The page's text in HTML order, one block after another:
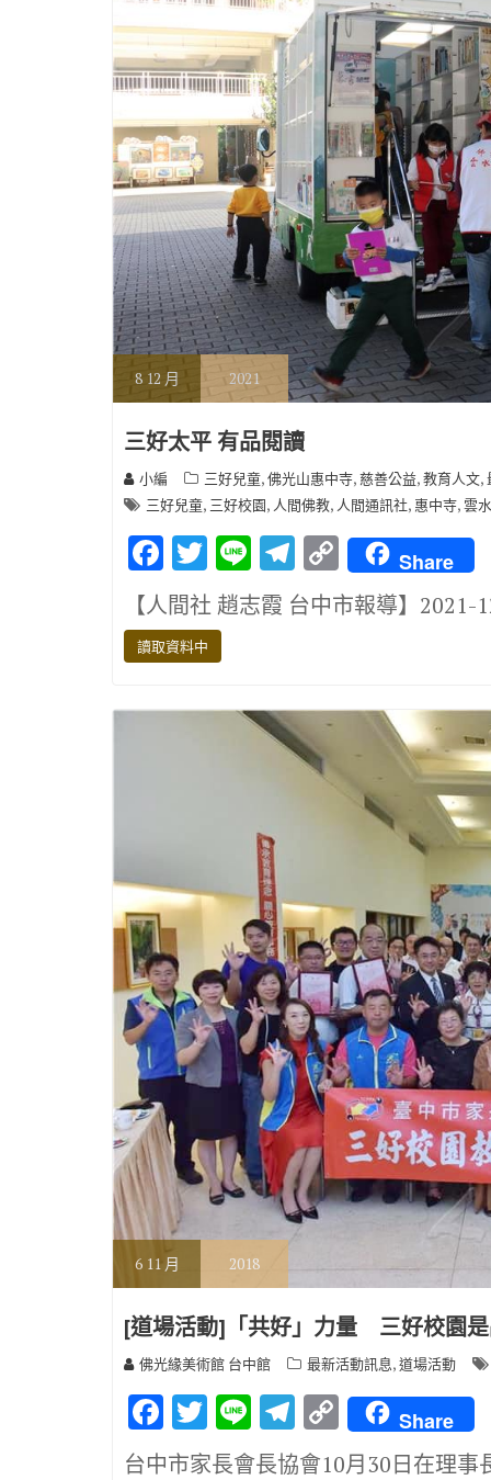
8 12 月 2021
三好太平 有品閱讀
小編 三好兒童,佛光山惠中寺,慈善公益,教育人文,
三好兒童, 三好校園, 人間佛教, 人間通訊社, 惠中寺,雲
F
ac
e
b
T
w
it
te
Li
n
e
T
el
e
m
C
o
p
k
Share
【人間社 趙志霞 台中市報導】
讀取資料中
6 11 月 2018
[道場活動]「共好」力量 三好校園
佛光緣美術館 台中館 最新活動訊息,道場活動
F
ac
T
w
Li
n
T
el
C
o
Share
台中市家長會長協會10月30日在理